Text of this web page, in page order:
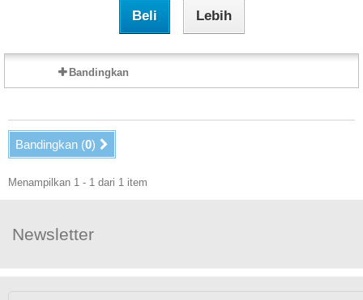
Beli Lebih
Bandingkan
Bandingkan (0)
Menampilkan 1 - 1 dari 1 item
Newsletter